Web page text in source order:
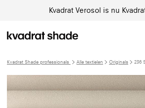
Kvadrat Verosol is nu
Kvadrat Shade professionals Alle textielen Originals 236